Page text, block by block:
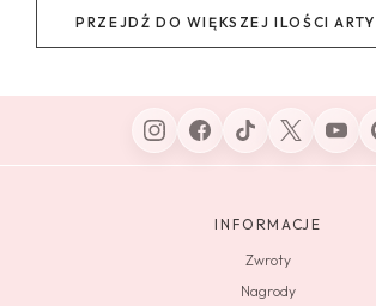
PRZEJDŹ DO WIĘKSZEJ ILOŚCI
INFORMACJE
Zwroty
Nagrody